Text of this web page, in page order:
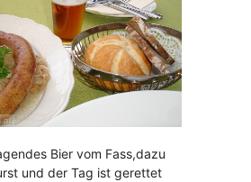
Bier vom Fass,dazu
und der Tag ist gerettet